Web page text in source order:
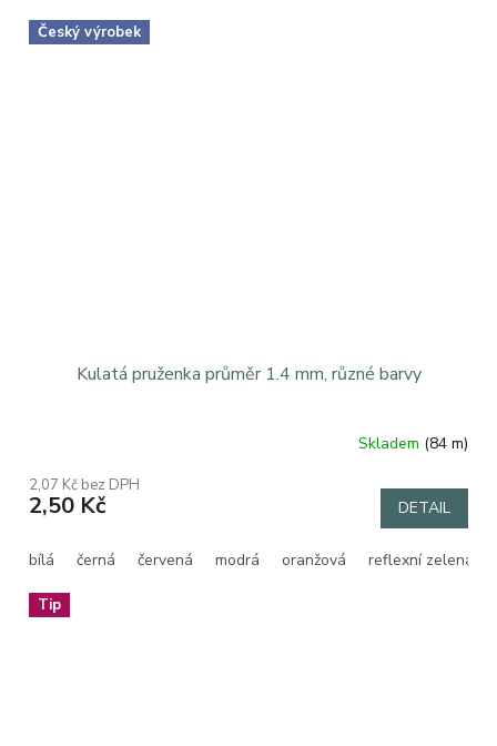
Český výrobek
Kulatá pruženka průměr 1.4 mm, různé barvy
Skladem (84 m)
2,07 Kč bez DPH
2,50 Kč DETAIL
bílá černá červená modrá oranžová reflexní zelená
Tip